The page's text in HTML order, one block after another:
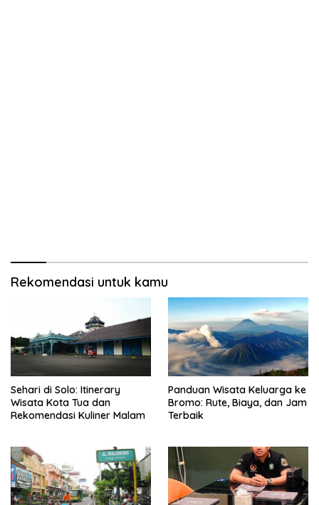
Rekomendasi untuk kamu
Sehari di Solo: Itinerary
Wisata Kota Tua dan
Rekomendasi Kuliner Malam
Panduan Wisata Keluarga ke
Bromo: Rute, Biaya, dan Jam
Terbaik